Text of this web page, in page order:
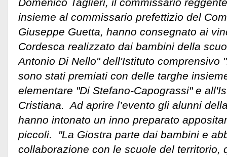
insieme al commissario prefettizio del
Giuseppe Guetta, hanno consegnato ai
Cordesca realizzato dai bambini della
Antonio Di Nello" dell'Istituto comprensivo
sono stati premiati con delle targhe
elementare "Di Stefano-Capograssi" e
Cristiana. Ad aprire l’evento gli alunni
hanno intonato un inno preparato
piccoli. "La Giostra parte dai bambini e
collaborazione con le scuole del territorio,